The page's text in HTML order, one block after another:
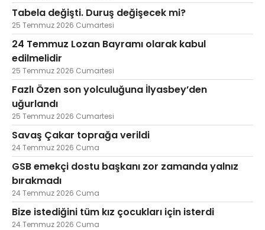
Tabela değişti. Duruş değişecek mi?
25 Temmuz 2026 Cumartesi
24 Temmuz Lozan Bayramı olarak kabul
edilmelidir
25 Temmuz 2026 Cumartesi
Fazlı Özen son yolculuğuna İlyasbey’den
uğurlandı
25 Temmuz 2026 Cumartesi
Savaş Çakar toprağa verildi
24 Temmuz 2026 Cuma
GSB emekçi dostu başkanı zor zamanda yalnız
bırakmadı
24 Temmuz 2026 Cuma
Bize istediğini tüm kız çocukları için isterdi
24 Temmuz 2026 Cuma